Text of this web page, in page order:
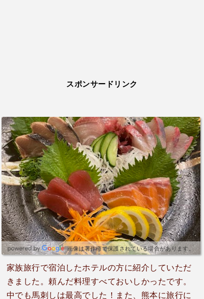
スポンサードリンク
画像は著作権で保護されている場合があります。
家族旅行で宿泊したホテルの方に紹介していただ
きました。頼んだ料理すべておいしかったです。
中でも馬刺しは最高でした！また、熊本に旅行に